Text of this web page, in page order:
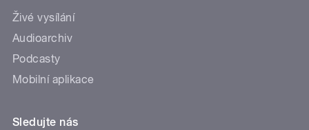
Živé vysílání
Audioarchiv
Podcasty
Mobilní aplikace
Sledujte nás